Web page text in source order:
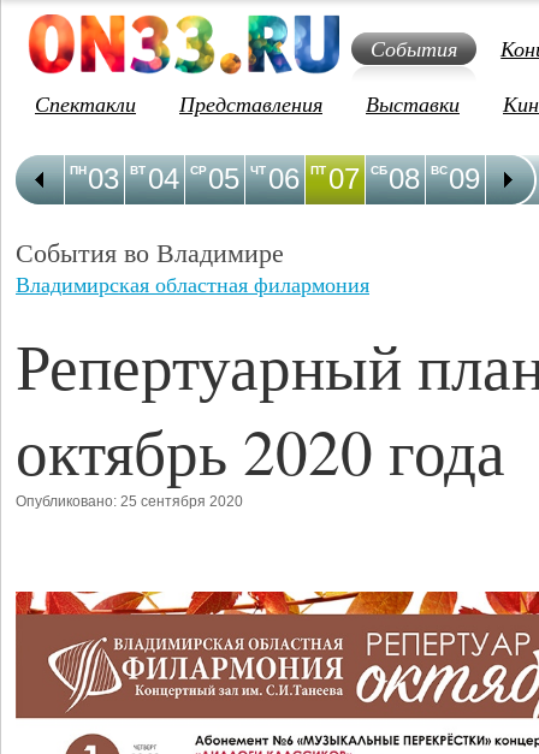
События
Спектакли
Представления Выставки
03
ПН 04
ВТ 05
СР 06
ЧТ 07
ПТ 08
СБ 09
ВС 10
ПН
События во Владимире
Владимирская областная филармония
Репертуарный
октябрь 2020 года
Опубликовано: 25 сентября 2020